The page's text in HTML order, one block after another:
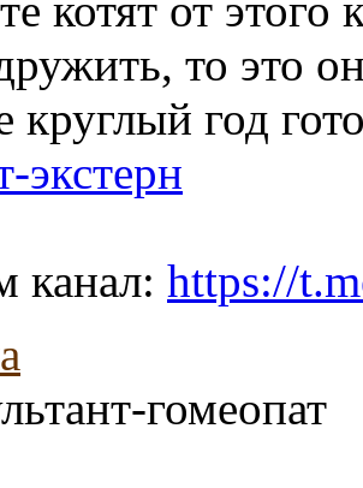
то это
круглый год
экстерн
канал: https://
гомеопат